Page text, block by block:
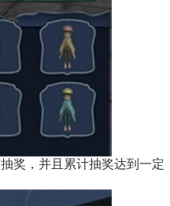
奖，并且累计抽奖达到一定